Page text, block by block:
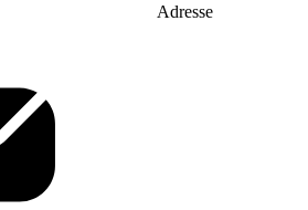
Adresse